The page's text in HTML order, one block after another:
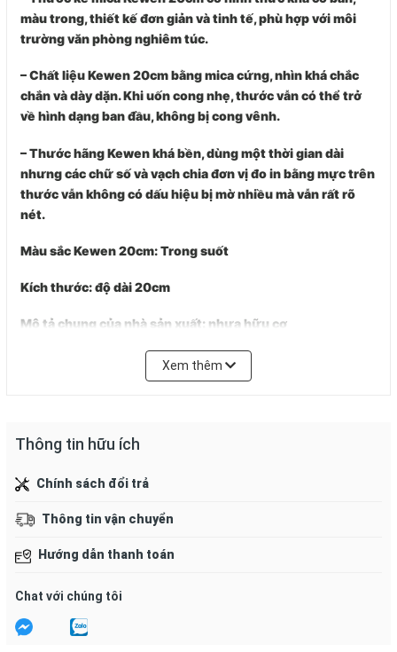
màu trong, thiết kế đơn giản và tinh tế, phù hợp với môi
trường văn phòng nghiêm túc.
– Chất liệuKewen 20cmbằng mica cứng, nhìn khá chắc
chắn và dày dặn. Khi uốn cong nhẹ, thước vẫn có thể trở
về hình dạng ban đầu, không bị cong vênh.
– Thước hãng Kewen khá bền, dùng một thời gian dài
nhưng các chữ số và vạch chia đơn vị đo in bằng mực trên
thước vẫn không có dấu hiệu bị mờ nhiều mà vẫn rất rõ
nét.
Màu sắc Kewen 20cm: Trong suốt
Kích thước: độ dài 20cm
Mô tả chung của nhà sản xuất: nhựa hữu cơ
– Đặt thước dọc theo chiều kích thước vật dụng cần đo,
– Kích thước đo của thước tối đa 20cm.
Tránh xa nguồn nhiệt, dầu mỡ.
– Đặt thước nhẹ nhàng vào vị trí cần đo, tránh ma sát
nhiều với các bề mặt vì dễ làm mất các vạch kích thước.
Xem thêm
Thông tin hữu ích
Chính sách đổi trả
Thông tin vận chuyển
Hướng dẫn thanh toán
Chat với chúng tôi